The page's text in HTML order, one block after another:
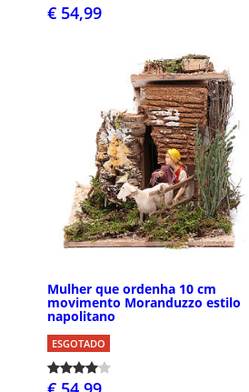
€ 54,99
Mulher que ordenha 10 cm
movimento Moranduzzo estilo
napolitano
ESGOTADO